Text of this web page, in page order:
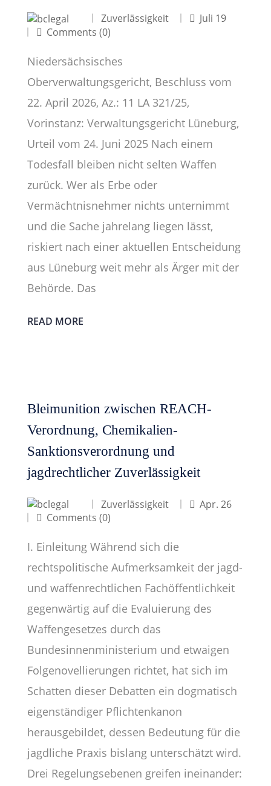
Zuverlässigkeit
Juli 19
Comments (0)
Niedersächsisches
Oberverwaltungsgericht, Beschluss vom
22. April 2026, Az.: 11 LA 321/25,
Vorinstanz: Verwaltungsgericht Lüneburg,
Urteil vom 24. Juni 2025 Nach einem
Todesfall bleiben nicht selten Waffen
zurück. Wer als Erbe oder
Vermächtnisnehmer nichts unternimmt
und die Sache jahrelang liegen lässt,
riskiert nach einer aktuellen Entscheidung
aus Lüneburg weit mehr als Ärger mit der
Behörde. Das
READ MORE
Bleimunition zwischen REACH-
Verordnung, Chemikalien-
Sanktionsverordnung und
jagdrechtlicher Zuverlässigkeit
Zuverlässigkeit
Apr. 26
Comments (0)
I. Einleitung Während sich die
rechtspolitische Aufmerksamkeit der jagd-
und waffenrechtlichen Fachöffentlichkeit
gegenwärtig auf die Evaluierung des
Waffengesetzes durch das
Bundesinnenministerium und etwaigen
Folgenovellierungen richtet, hat sich im
Schatten dieser Debatten ein dogmatisch
eigenständiger Pflichtenkanon
herausgebildet, dessen Bedeutung für die
jagdliche Praxis bislang unterschätzt wird.
Drei Regelungsebenen greifen ineinander: